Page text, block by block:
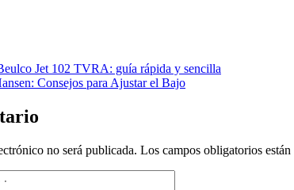
Jet 102 TVRA: guía rápida y sencilla
Consejos para Ajustar el Bajo
no será publicada. Los campos obligatorios están